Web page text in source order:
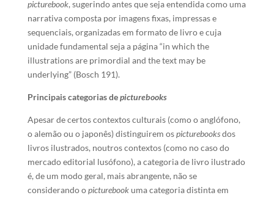
picturebook, sugerindo antes que seja entendida como uma
narrativa composta por imagens fixas, impressas e
sequenciais, organizadas em formato de livro e cuja
unidade fundamental seja a página “in which the
illustrations are primordial and the text may be
underlying” (Bosch 191).
Principais categorias depicturebooks
Apesar de certos contextos culturais (como o anglófono,
o alemão ou o japonês) distinguirem ospicturebooksdos
livros ilustrados, noutros contextos (como no caso do
mercado editorial lusófono), a categoria de livro ilustrado
é, de um modo geral, mais abrangente, não se
considerando opicturebook uma categoria distinta em